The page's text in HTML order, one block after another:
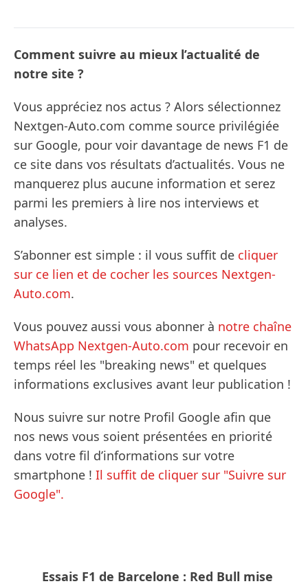
Comment suivre au mieux l’actualité de
notre site ?
Vous appréciez nos actus ? Alors sélectionnez
Nextgen-Auto.com comme source privilégiée
sur Google, pour voir davantage de news F1 de
ce site dans vos résultats d’actualités. Vous ne
manquerez plus aucune information et serez
parmi les premiers à lire nos interviews et
analyses.
S’abonner est simple : il vous suffit de cliquer
sur ce lien et de cocher les sources Nextgen-
Auto.com.
Vous pouvez aussi vous abonner à notre chaîne
WhatsApp Nextgen-Auto.com pour recevoir en
temps réel les "breaking news" et quelques
informations exclusives avant leur publication !
Nous suivre sur notre Profil Google afin que
nos news vous soient présentées en priorité
dans votre fil d’informations sur votre
smartphone ! Il suffit de cliquer sur "Suivre sur
Google".
Essais F1 de Barcelone : Red Bull mise